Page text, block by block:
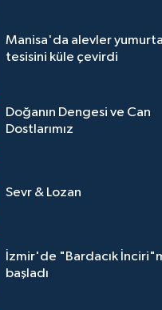
Manisa'da alevler
tesisini küle çevirdi
Doğanın Dengesi ve Can
Dostlarımız
Sevr & Lozan
İzmir'de "Bardacık
başladı